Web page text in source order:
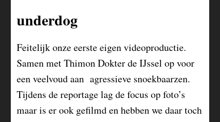
underdog
Feitelijk onze eerste eigen videoproductie.
Samen met Thimon Dokter de IJssel op voor
een veelvoud aan agressieve snoekbaarzen.
Tijdens de reportage lag de focus op foto’s
maar is er ook gefilmd en hebben we daar toch